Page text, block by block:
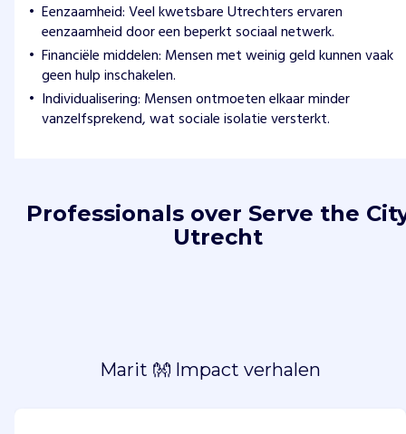
Eenzaamheid: Veel kwetsbare Utrechters ervaren
eenzaamheid door een beperkt sociaal netwerk.
Financiële middelen: Mensen met weinig geld kunnen vaak
geen hulp inschakelen.
Individualisering: Mensen ontmoeten elkaar minder
vanzelfsprekend, wat sociale isolatie versterkt.
Professionals over Serve the
Utrecht
Marit 👐 Impact verhalen